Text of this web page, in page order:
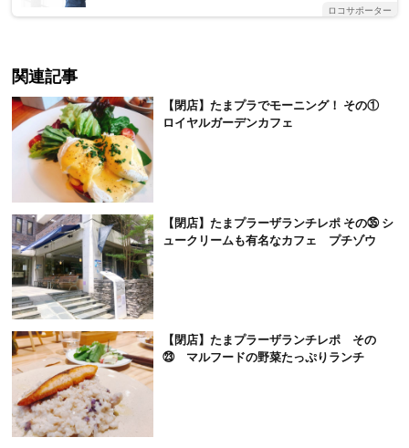
ロコサポーター
関連記事
【閉店】たまプラでモーニング！ その①
ロイヤルガーデンカフェ
【閉店】たまプラーザランチレポ その㉟ シ
ュークリームも有名なカフェ プチゾウ
【閉店】たまプラーザランチレポ その
㉓ マルフードの野菜たっぷりランチ